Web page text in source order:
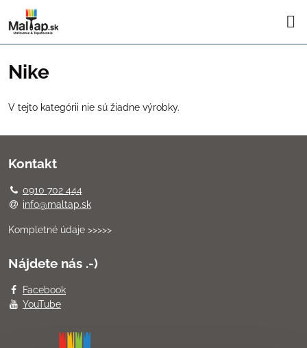
Nike
V tejto kategórii nie sú žiadne výrobky.
Kontakt
0910 702 444
info@maltap.sk
Kompletné údaje >>>>>
Nájdete nás .-)
Facebook
YouTube